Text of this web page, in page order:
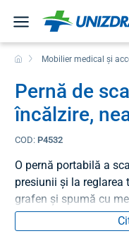
Mobilier medical și
Pernă de
încălzire,
COD: P4532
O pernă portabilă a
presiunii și la reglarea
grafen și spumă cu